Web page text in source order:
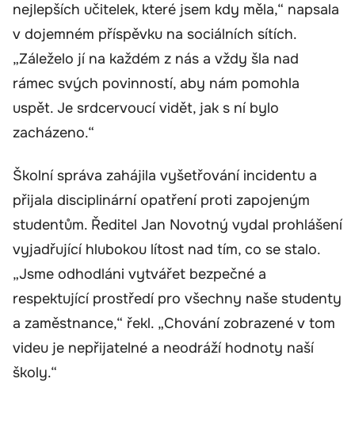
nejlepších učitelek, které jsem kdy měla,“ napsala
v dojemném příspěvku na sociálních sítích.
„Záleželo jí na každém z nás a vždy šla nad
rámec svých povinností, aby nám pomohla
uspět. Je srdcervoucí vidět, jak s ní bylo
zacházeno.“
Školní správa zahájila vyšetřování incidentu a
přijala disciplinární opatření proti zapojeným
studentům. Ředitel Jan Novotný vydal prohlášení
vyjadřující hlubokou lítost nad tím, co se stalo.
„Jsme odhodláni vytvářet bezpečné a
respektující prostředí pro všechny naše studenty
a zaměstnance,“ řekl. „Chování zobrazené v tom
videu je nepřijatelné a neodráží hodnoty naší
školy.“